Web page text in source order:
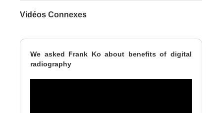
Vidéos Connexes
We asked Frank Ko about benefits of digital
radiography